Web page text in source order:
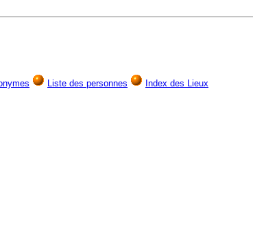
Liste des personnes Index des Lieux